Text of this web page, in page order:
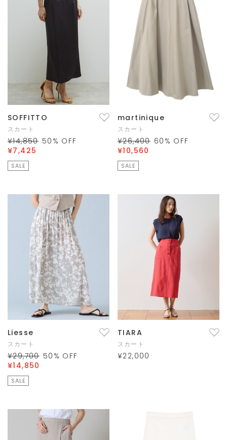
SOFFITTO
スカート
¥14,850 50 % OFF
¥7,425
SALE
martinique
スカート
¥26,400 60 % OFF
¥10,560
SALE
Liesse
スカート
¥29,700 50 % OFF
¥14,850
SALE
TIARA
スカート
¥22,000